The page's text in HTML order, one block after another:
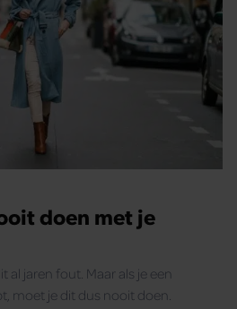
doen met je
al jaren fout. Maar als je een
moet je dit dus nooit doen.